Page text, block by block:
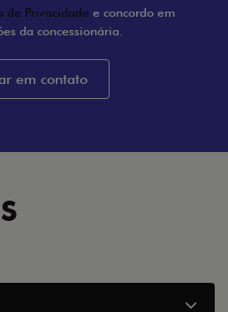
de Privacidade e concordo em
da concessionária.
em contato